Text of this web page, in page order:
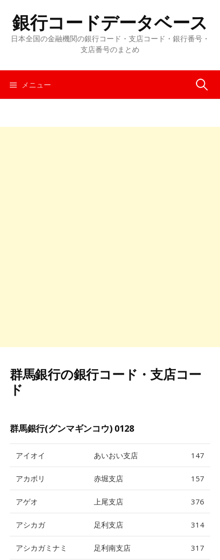
へ
キ
プ
銀行コードデータベース
日本全国の金融機関の銀行コード・支店コード・銀行番号・
支店番号のまとめ
メニュー 検
群馬銀行の銀行コード・支店コー
ド
群馬銀行(グンマギンコウ) 0128
アイオイ あいおい支店 147
アカボリ 赤堀支店 157
アゲオ 上尾支店 376
アシカガ 足利支店 314
アシカガミナミ 足利南支店 317